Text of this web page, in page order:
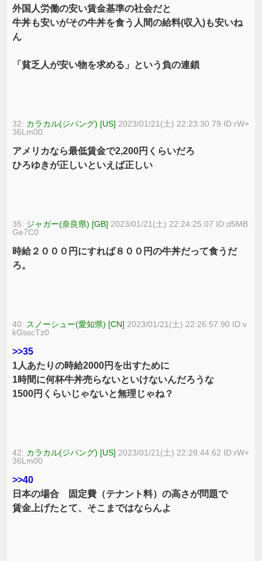
外国人労働の安い賃金基準の社会だと
牛丼も安いがその牛丼を食う人間の給料(収入)も安いね
ん
「貧乏人が安い物を求める」という負の連鎖
32: カラカル(ジパング) [US] 2023/01/21(土) 22:23:30.79 ID:rW+
36Lm00
アメリカなら最低賃金で2,200円くらいだろ
ひろゆきが正しいといえば正しい
35: ジャガー(奈良県) [GB] 2023/01/21(土) 22:24:25.07 ID:d5MB
Ge7C0
時給２０００円にすれば８００円の牛丼だって食うだ
ろ。
40: スノーシュー(愛知県) [CN] 2023/01/21(土) 22:26:57.90 ID:v
kGsscTz0
>>35
1人あたりの時給2000円を出すために
1時間に何杯牛丼売らないといけないんだろうな
1500円くらいじゃないと無理じゃね？
42: カラカル(ジパング) [US] 2023/01/21(土) 22:28:44.62 ID:rW+
36Lm00
>>40
日本の場合 固定費（テナント料）の高さが問題で
賃金上げたとて、そこまではならんよ